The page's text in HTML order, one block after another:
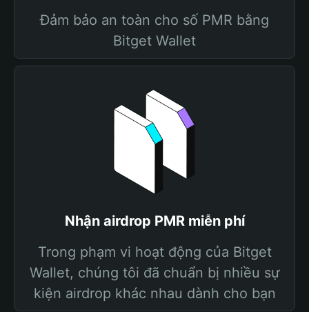
Đảm bảo an toàn cho số PMR bằng
Bitget Wallet
Nhận airdrop PMR miễn phí
Trong phạm vi hoạt động của Bitget
Wallet, chúng tôi đã chuẩn bị nhiều sự
kiện airdrop khác nhau dành cho bạn